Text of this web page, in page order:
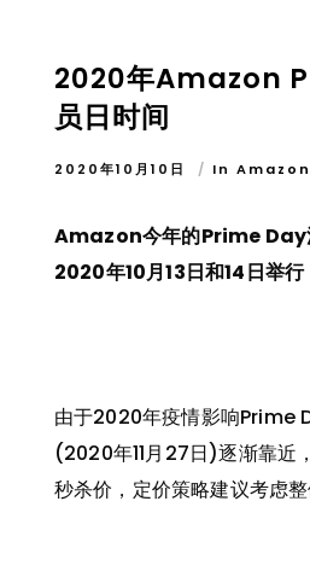
2020年Amazon
员日时间
2020年10月10日 In Amazon
Amazon今年的Prime Day
2020年10月13日和14日举行
由于2020年疫情影响Prime
(2020年11月27日)逐渐靠近
秒杀价，定价策略建议考虑整